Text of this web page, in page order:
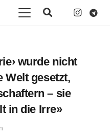
wurde nicht
Welt gesetzt,
– sie
in die Irre»